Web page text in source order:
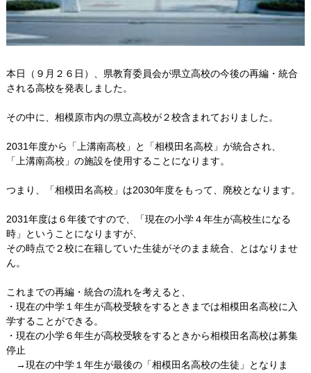
本日（９月２６日）、県教育委員会が県立高校の今後の再編・統合
される高校を発表しました。
その中に、相模原市内の県立高校が２校含まれておりました。
2031年度から「上溝南高校」と「相模田名高校」が統合され、
「上溝南高校」の施設を使用することになります。
つまり、「相模田名高校」は2030年度をもって、廃校となります。
2031年度は６年後ですので、「現在の小学４年生が高校生になる
時」ということになりますが、
その時点で２校に在籍していた生徒がそのまま統合、とはなりませ
ん。
これまでの再編・統合の流れを考えると、
・現在の中学１年生が高校受験をするときまでは相模田名高校に入
学することができる。
・現在の小学６年生が高校受験をするときから相模田名高校は募集
停止
→現在の中学１年生が最後の「相模田名高校の生徒」となりま